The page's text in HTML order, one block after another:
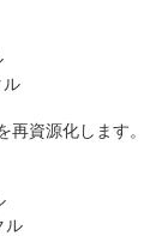
ル
再資源化します。
ル